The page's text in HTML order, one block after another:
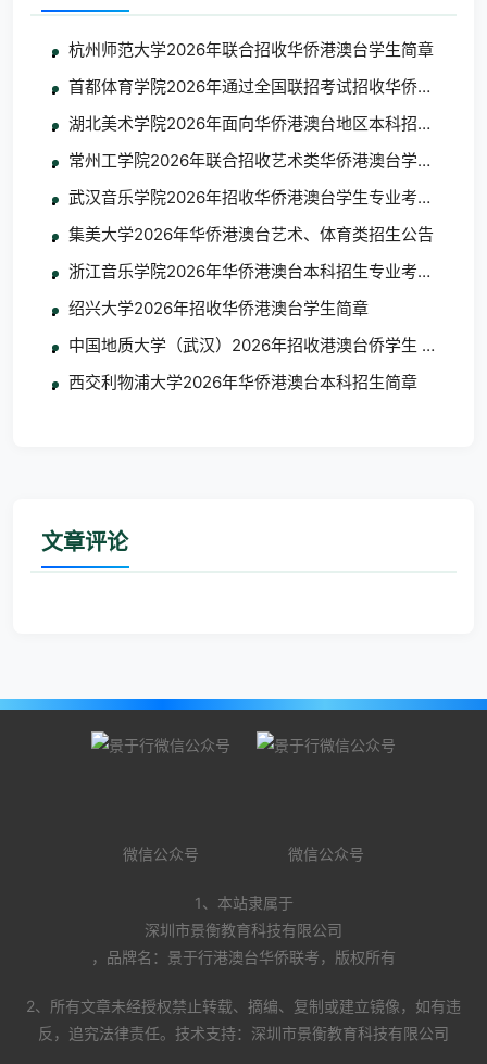
杭州师范大学2026年联合招收华侨港澳台学生简章
首都体育学院2026年通过全国联招考试招收华侨港澳台学
湖北美术学院2026年面向华侨港澳台地区本科招生考试
常州工学院2026年联合招收艺术类华侨港澳台学生简章
武汉音乐学院2026年招收华侨港澳台学生专业考试考生须
集美大学2026年华侨港澳台艺术、体育类招生公告
浙江音乐学院2026年华侨港澳台本科招生专业考试合格
绍兴大学2026年招收华侨港澳台学生简章
中国地质大学（武汉）2026年招收港澳台侨学生 艺术类
西交利物浦大学2026年华侨港澳台本科招生简章
文章评论
微信公众号 微信公众号
1、本站隶属于
深圳市景衡教育科技有限公司
，品牌名：景于行港澳台华侨联考，版权所有
2、所有文章未经授权禁止转载、摘编、复制或建立镜像，如有违
反，追究法律责任。技术支持：深圳市景衡教育科技有限公司